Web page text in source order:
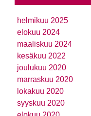
helmikuu 2025
elokuu 2024
maaliskuu 2024
kesäkuu 2022
joulukuu 2020
marraskuu 2020
lokakuu 2020
syyskuu 2020